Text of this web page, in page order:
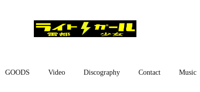
GOODS Video Discography Contact Music